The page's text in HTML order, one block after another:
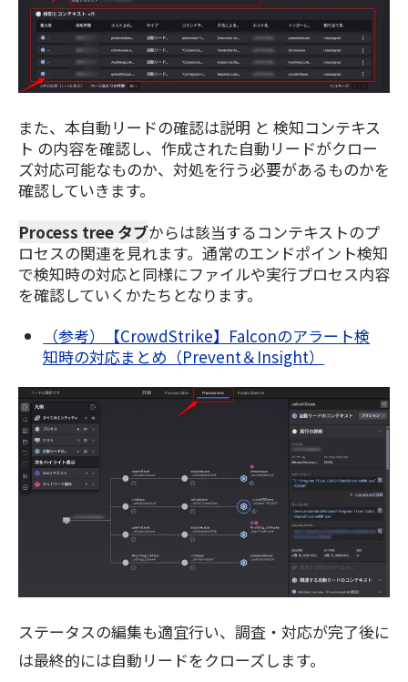
また、本自動リードの確認は説明 と 検知コンテキス
ト の内容を確認し、作成された自動リードがクロー
ズ対応可能なものか、対処を行う必要があるものかを
確認していきます。
Process tree タブからは該当するコンテキストのプ
ロセスの関連を見れます。通常のエンドポイント検知
で検知時の対応と同様にファイルや実行プロセス内容
を確認していくかたちとなります。
（参考）【CrowdStrike】Falconのアラート検
知時の対応まとめ（Prevent＆Insight）
ステータスの編集も適宜行い、調査・対応が完了後に
は最終的には自動リードをクローズします。